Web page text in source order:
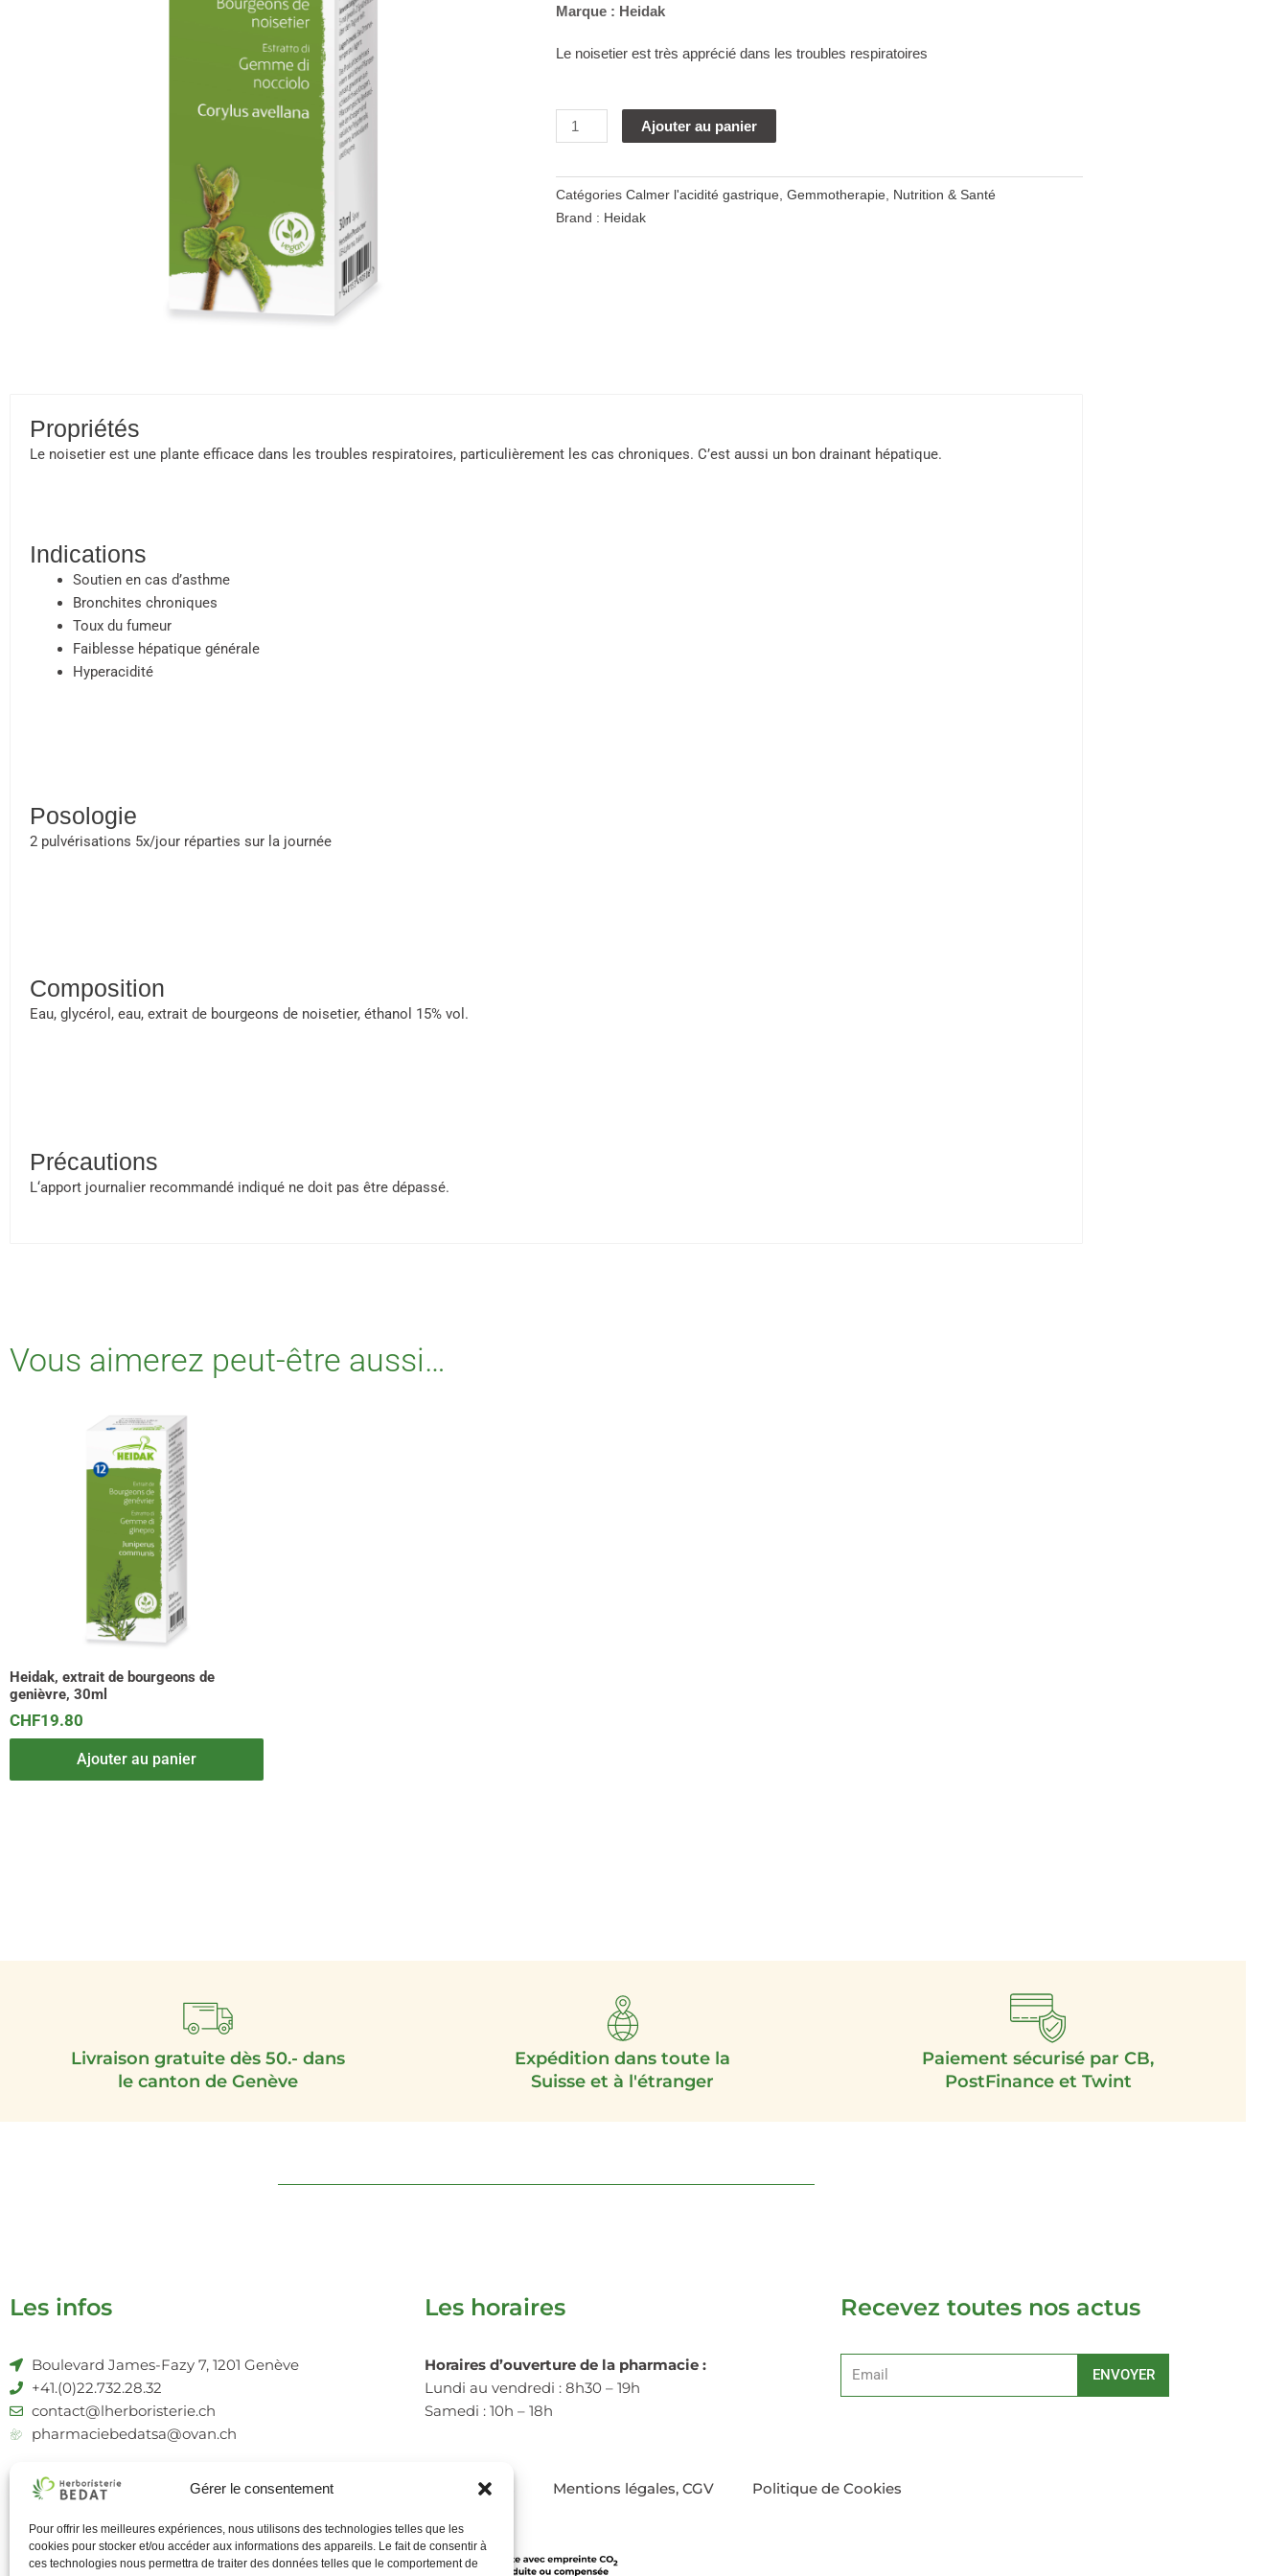
Gérer le consentement
Pour offrir les meilleures expériences, nous utilisons des technologies telles que les
cookies pour stocker et/ou accéder aux informations des appareils. Le fait de consentir à
ces technologies nous permettra de traiter des données telles que le comportement de
Marque : Heidak
Le noisetier est très apprécié dans les troubles respiratoires
quantité
de
extrait
de
Ajouter au panier
Catégories Calmer l'acidité gastrique Gemmotherapie
Nutrition & Santé
Brand : Heidak
Propriétés
Le noisetier est une plante efficace dans les troubles respiratoires, particulièrement les cas chroniques. C’est aussi un bon drainant hépatique.
Indications
Soutien en cas d’asthme
Bronchites chroniques
Toux du fumeur
Faiblesse hépatique générale
Hyperacidité
Posologie
2 pulvérisations 5x/jour réparties sur la journée
Composition
Eau, glycérol, eau, extrait de bourgeons de noisetier, éthanol 15% vol.
Précautions
L‘apport journalier recommandé indiqué ne doit pas être dépassé.
Vous aimerez peut-être aussi…
Heidak, extrait de bourgeons de
genièvre, 30ml
CHF19.80
Ajouter au panier
Livraison gratuite dès 50.- dans
le canton de Genève
Expédition dans toute la
Suisse et à l'étranger
Paiement sécurisé par CB,
PostFinance et Twint
Les infos
Boulevard James-Fazy 7, 1201 Genève
+41.(0)22.732.28.32
contact@lherboristerie.ch
pharmaciebedatsa@ovan.ch
Les horaires
Horaires d’ouverture de la pharmacie :
Lundi au vendredi : 8h30 – 19h
Samedi : 10h – 18h
Recevez toutes nos actus
ENVOYER
La pharmacie Bédat Livraison et retours Mentions légales, CGV Politique de Cookies